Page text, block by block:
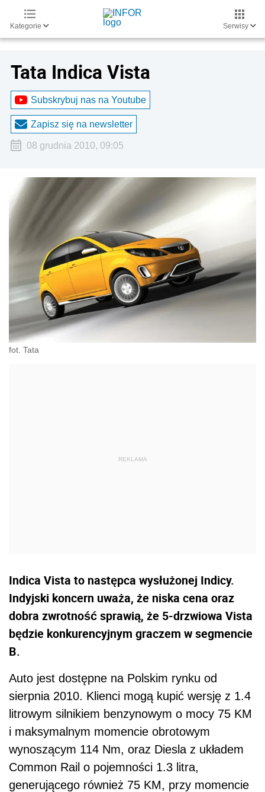
Kategorie Serwisy
Tata Indica Vista
Subskrybuj nas na Youtube
Zapisz się na newsletter
08 grudnia 2010, 09:05
fot. Tata
Indica Vista to następca wysłużonej Indicy.
Indyjski koncern uważa, że niska cena oraz
dobra zwrotność sprawią, że 5-drzwiowa Vista
będzie konkurencyjnym graczem w segmencie
B.
Auto jest dostępne na Polskim rynku od
sierpnia 2010. Klienci mogą kupić wersję z 1.4
litrowym silnikiem benzynowym o mocy 75 KM
i maksymalnym momencie obrotowym
wynoszącym 114 Nm, oraz Diesla z układem
Common Rail o pojemności 1.3 litra,
generującego również 75 KM, przy momencie